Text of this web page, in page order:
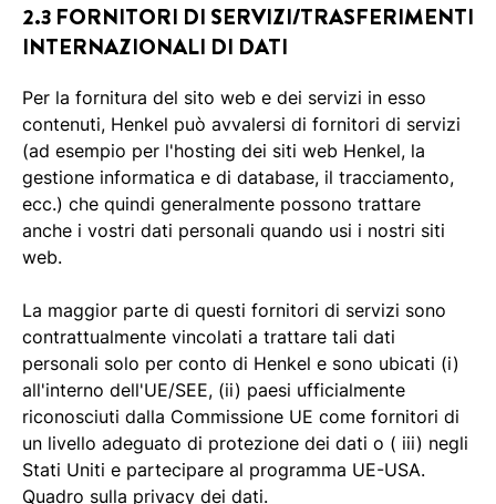
2.3 FORNITORI DI SERVIZI/TRASFERIMENTI
INTERNAZIONALI DI DATI
Per la fornitura del sito web e dei servizi in esso
contenuti, Henkel può avvalersi di fornitori di servizi
(ad esempio per l'hosting dei siti web Henkel, la
gestione informatica e di database, il tracciamento,
ecc.) che quindi generalmente possono trattare
anche i vostri dati personali quando usi i nostri siti
web.
La maggior parte di questi fornitori di servizi sono
contrattualmente vincolati a trattare tali dati
personali solo per conto di Henkel e sono ubicati (i)
all'interno dell'UE/SEE, (ii) paesi ufficialmente
riconosciuti dalla Commissione UE come fornitori di
un livello adeguato di protezione dei dati o ( iii) negli
Stati Uniti e partecipare al programma UE-USA.
Quadro sulla privacy dei dati.